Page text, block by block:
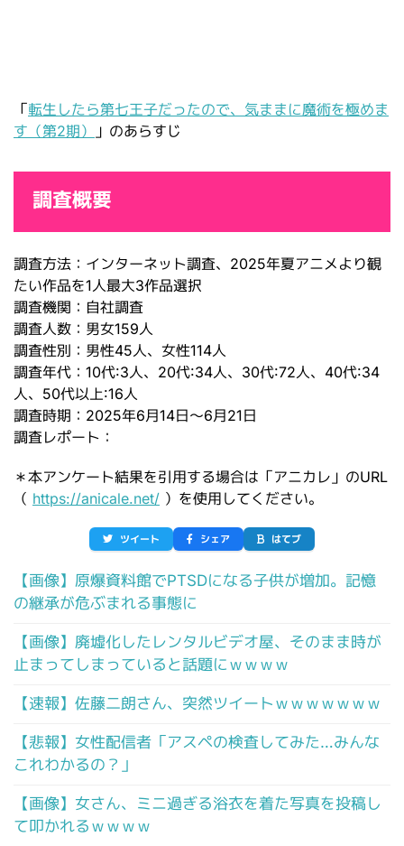
「転生したら第七王子だったので、気ままに魔術を極めま
す（第2期）
」のあらすじ
調査概要
調査方法：インターネット調査、2025年夏アニメより観
たい作品を1人最大3作品選択
調査機関：自社調査
調査人数：男女159人
調査性別：男性45人、女性114人
調査年代：10代:3人、20代:34人、30代:72人、40代:34
人、50代以上:16人
調査時期：2025年6月14日～6月21日
調査レポート：
＊本アンケート結果を引用する場合は「アニカレ」のURL
（ https://anicale.net/ ）を使用してください。
ツイート シェア はてブ
【画像】原爆資料館でPTSDになる子供が増加。記憶
の継承が危ぶまれる事態に
【画像】廃墟化したレンタルビデオ屋、そのまま時が
止まってしまっていると話題にｗｗｗｗ
【速報】佐藤二朗さん、突然ツイートｗｗｗｗｗｗｗ
【悲報】女性配信者「アスペの検査してみた…みんな
これわかるの？」
【画像】女さん、ミニ過ぎる浴衣を着た写真を投稿し
て叩かれるｗｗｗｗ